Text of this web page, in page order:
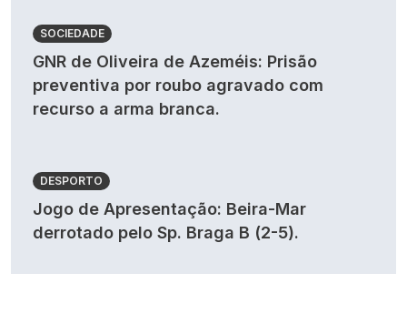
SOCIEDADE
GNR de Oliveira de Azeméis: Prisão
preventiva por roubo agravado com
recurso a arma branca.
DESPORTO
Jogo de Apresentação: Beira-Mar
derrotado pelo Sp. Braga B (2-5).